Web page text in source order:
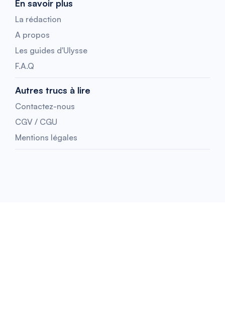
En savoir plus
La rédaction
A propos
Les guides d'Ulysse
F.A.Q
Autres trucs à lire
Contactez-nous
CGV / CGU
Mentions légales